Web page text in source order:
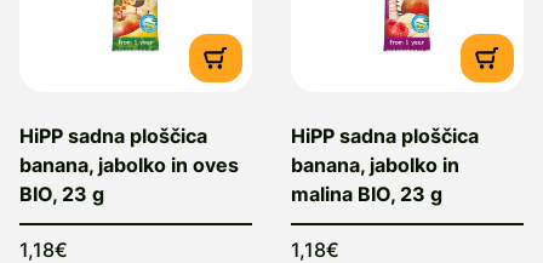
HiPP sadna ploščica
banana, jabolko in oves
BIO, 23 g
1,18€
HiPP sadna ploščica
banana, jabolko in
malina BIO, 23 g
1,18€